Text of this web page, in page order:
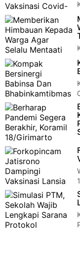
dan memutus
kecamatan
Ser…
Sertu Onisius Letelay
kesadaran
kesehatan Covid-19,
penanggulangan